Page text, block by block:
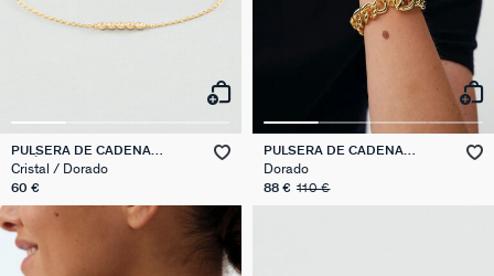
PULSERA DE CADENA
ODÉON
Cristal / Dorado
60 €
PULSERA DE CADENA
REAUMUR
Dorado
88 € 110 €